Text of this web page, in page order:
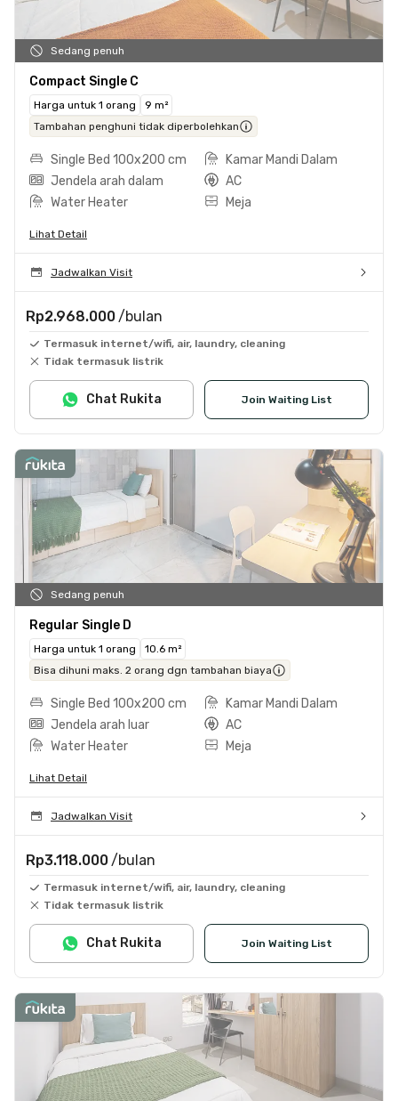
Sedang penuh
Compact Single C
Harga untuk 1 orang
9 m²
Tambahan penghuni tidak diperbolehkan
Single Bed 100x200 cm
Kamar Mandi Dalam
Jendela arah dalam
AC
Water Heater
Meja
Lihat Detail
Jadwalkan Visit
Rp2.968.000 /bulan
Termasuk internet/wifi, air, laundry, cleaning
Tidak termasuk listrik
Join Waiting List
Chat Rukita
Sedang penuh
Regular Single D
Harga untuk 1 orang
10.6 m²
Bisa dihuni maks. 2 orang dgn tambahan biaya
Single Bed 100x200 cm
Kamar Mandi Dalam
Jendela arah luar
AC
Water Heater
Meja
Lihat Detail
Jadwalkan Visit
Rp3.118.000 /bulan
Termasuk internet/wifi, air, laundry, cleaning
Tidak termasuk listrik
Join Waiting List
Chat Rukita